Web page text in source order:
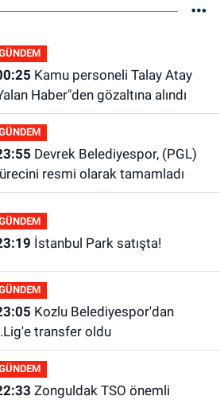
Haber"den gözaltına alındı
resmi olarak tamamladı
İstanbul Park satışta!
transfer oldu